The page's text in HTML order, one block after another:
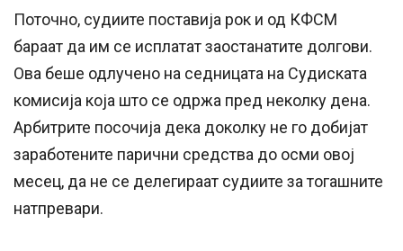
Поточно, судиите поставија рок и од КФСМ
бараат да им се исплатат заостанатите долгови.
Ова беше одлучено на седницата на Судиската
комисија која што се одржа пред неколку дена.
Арбитрите посочија дека доколку не го добијат
заработените парични средства до осми овој
месец, да не се делегираат судиите за тогашните
натпревари.